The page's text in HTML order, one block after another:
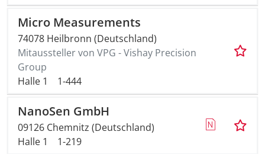
Micro Measurements
74078 Heilbronn (Deutschland)
Mitaussteller von VPG - Vishay Precision
Group
Halle 1
1-444
NanoSen GmbH
09126 Chemnitz (Deutschland)
Halle 1
1-219